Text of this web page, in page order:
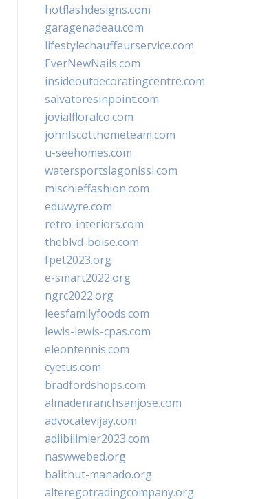
hotflashdesigns.com
garagenadeau.com
lifestylechauffeurservice.com
EverNewNails.com
insideoutdecoratingcentre.com
salvatoresinpoint.com
jovialfloralco.com
johnlscotthometeam.com
u-seehomes.com
watersportslagonissi.com
mischieffashion.com
eduwyre.com
retro-interiors.com
theblvd-boise.com
fpet2023.org
e-smart2022.org
ngrc2022.org
leesfamilyfoods.com
lewis-lewis-cpas.com
eleontennis.com
cyetus.com
bradfordshops.com
almadenranchsanjose.com
advocatevijay.com
adlibilimler2023.com
naswwebed.org
balithut-manado.org
alteregotradingcompany.org